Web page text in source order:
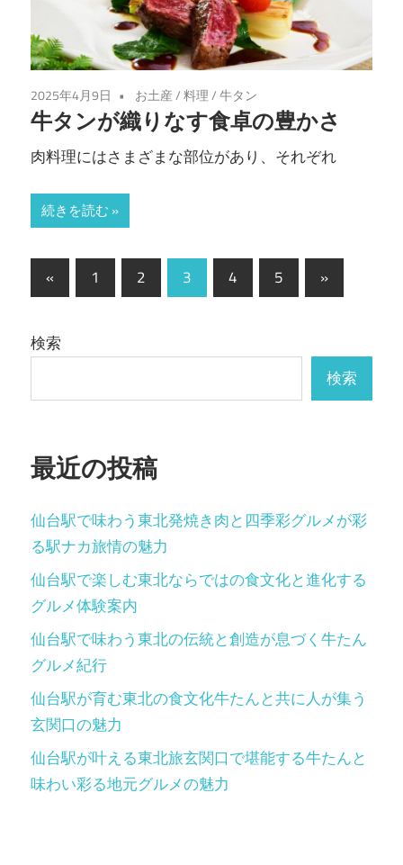
2025年4月9日 お土産/料理/牛タン
牛タンが織りなす食卓の豊かさ
肉料理にはさまざまな部位があり、それぞれ
続きを読む
投
稿
の
ジ
送
り
«
の
事
1 2 3 4 5
次
の
事
»
検索
検索
最近の投稿
仙台駅で味わう東北発焼き肉と四季彩グルメが彩
る駅ナカ旅情の魅力
仙台駅で楽しむ東北ならではの食文化と進化する
グルメ体験案内
仙台駅で味わう東北の伝統と創造が息づく牛たん
グルメ紀行
仙台駅が育む東北の食文化牛たんと共に人が集う
玄関口の魅力
仙台駅が叶える東北旅玄関口で堪能する牛たんと
味わい彩る地元グルメの魅力